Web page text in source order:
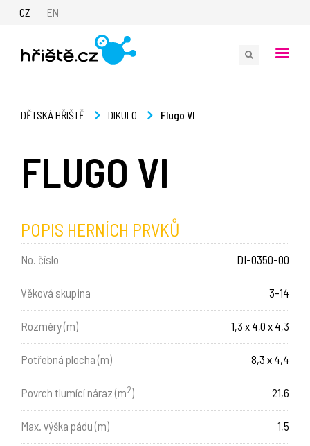
CZ EN
DĚTSKÁ HŘIŠTĚ DIKULO Flugo VI
FLUGO VI
POPIS HERNÍCH PRVKŮ
No. číslo DI-0350-00
Věková skupina 3-14
Rozměry (m) 1,3 x 4,0 x 4,3
Potřebná plocha (m) 8,3 x 4,4
Povrch tlumící náraz (m2) 21,6
Max. výška pádu (m) 1,5